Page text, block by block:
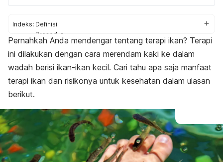
Indeks: Definisi
Prosedur
Manfaat
Efek samping
Pernahkah Anda mendengar tentang terapi ikan? Terapi
ini dilakukan dengan cara merendam kaki ke dalam
wadah berisi ikan-ikan kecil. Cari tahu apa saja manfaat
terapi ikan dan risikonya untuk kesehatan dalam ulasan
berikut.